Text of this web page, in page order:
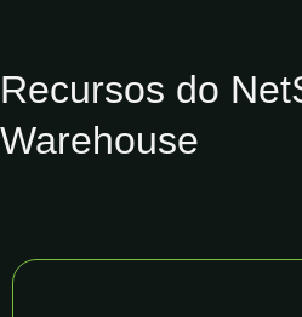
Recursos do
Warehouse